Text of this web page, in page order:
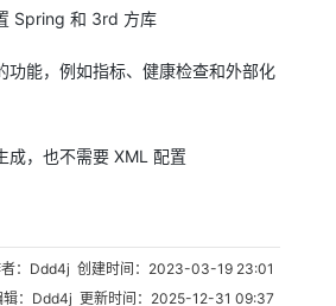
Spring 和 3rd 方库
功能，例如指标、健康检查和外部化
成，也不需要 XML 配置
：Ddd4j 创建时间：2023-03-19 23:01
辑：Ddd4j 更新时间：2025-12-31 09:37